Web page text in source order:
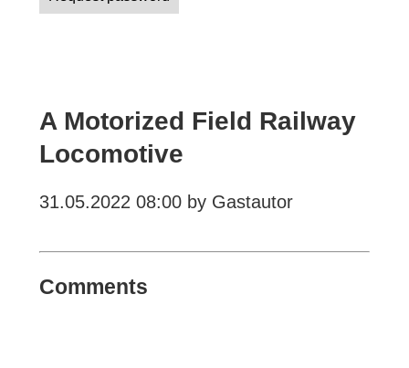
A Motorized Field Railway
Locomotive
31.05.2022 08:00by Gastautor
Comments